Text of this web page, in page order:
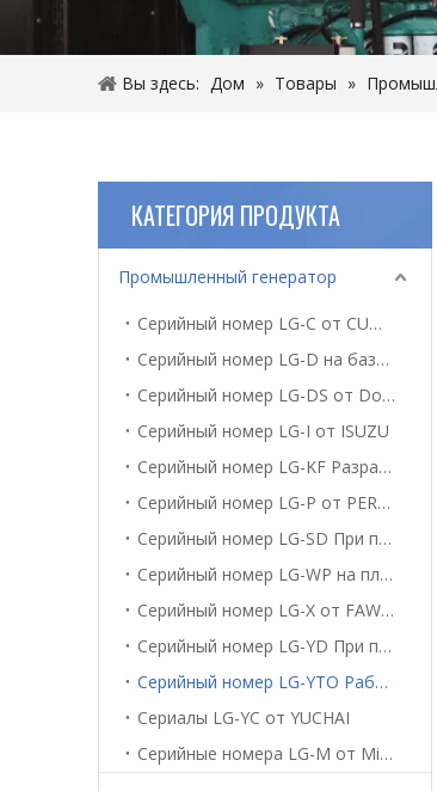
Вы здесь: Дом » Товары »
КАТЕГОРИЯ ПРОДУКТА
Промышленный генератор
Серийный номер LG-C от CUMMINS
Серийный номер LG-D на базе DEUTZ
Серийный номер LG-DS от Doosan
Серийный номер LG-I от ISUZU
Серийный номер LG-KF Разработано RICARDO
Серийный номер LG-P от PERKINS
Серийный номер LG-SD При поддержке SDEC
Серийный номер LG-WP на платформе WEICHAI
Серийный номер LG-X от FAWDE
Серийный номер LG-YD При поддержке YANGDONG
Серийный номер LG-YTO Работает на YTO
Сериалы LG-YC от YUCHAI
Серийные номера LG-M от Mitsubishi